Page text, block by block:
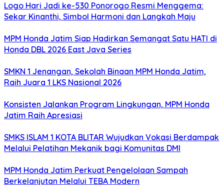
Logo Hari Jadi ke-530 Ponorogo Resmi Menggema:
Sekar Kinanthi, Simbol Harmoni dan Langkah Maju
MPM Honda Jatim Siap Hadirkan Semangat Satu HATI di
Honda DBL 2026 East Java Series
SMKN 1 Jenangan, Sekolah Binaan MPM Honda Jatim,
Raih Juara 1 LKS Nasional 2026
Konsisten Jalankan Program Lingkungan, MPM Honda
Jatim Raih Apresiasi
SMKS ISLAM 1 KOTA BLITAR Wujudkan Vokasi Berdampak
Melalui Pelatihan Mekanik bagi Komunitas DMI
MPM Honda Jatim Perkuat Pengelolaan Sampah
Berkelanjutan Melalui TEBA Modern